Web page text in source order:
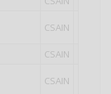
CSAIN
CSAIN
CSAIN